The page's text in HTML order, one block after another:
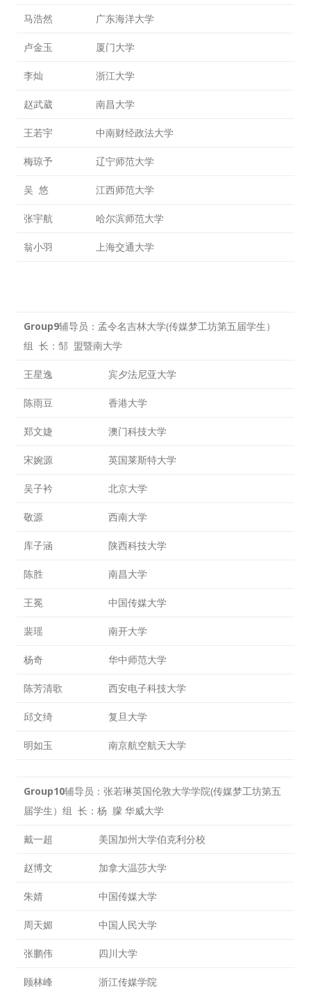
用户名或Email
密码
没帐号？注册一个
马浩然 广东海洋大学
卢金玉 厦门大学
李灿 浙江大学
赵武葳 南昌大学
王若宇 中南财经政法大学
梅琼予 辽宁师范大学
吴 悠 江西师范大学
张宇航 哈尔滨师范大学
翁小羽 上海交通大学
Group9辅导员：孟令名吉林大学(传媒梦工坊第五届学生）
组 长：邹 盟暨南大学
王星逸 宾夕法尼亚大学
陈雨豆 香港大学
郑文婕 澳门科技大学
宋婉源 英国莱斯特大学
吴子衿 北京大学
敬源 西南大学
库子涵 陕西科技大学
陈胜 南昌大学
王冕 中国传媒大学
裴瑶 南开大学
杨奇 华中师范大学
陈芳清歌 西安电子科技大学
邱文绮 复旦大学
明如玉 南京航空航天大学
Group10辅导员：张若琳英国伦敦大学学院(传媒梦工坊第五
届学生）组 长：杨 朦 华威大学
戴一超 美国加州大学伯克利分校
赵博文 加拿大温莎大学
朱婧 中国传媒大学
周天媚 中国人民大学
张鹏伟 四川大学
顾林峰 浙江传媒学院